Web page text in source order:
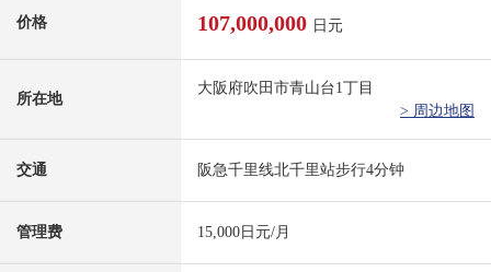
价格 107,000,000 日元
所在地
大阪府吹田市青山台1丁目
> 周边地图
交通 阪急千里线北千里站步行4分钟
管理费 15,000日元/月